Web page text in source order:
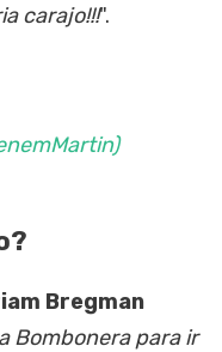
carajo!!!".
Bregman
Bombonera para ir